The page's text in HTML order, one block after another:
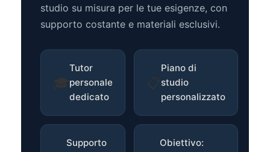
studio su misura per le tue esigenze, con
supporto costante e materiali esclusivi.
🎓
Tutor
personale
dedicato
📋
Piano di
studio
personalizzato
Supporto
Obiettivo: